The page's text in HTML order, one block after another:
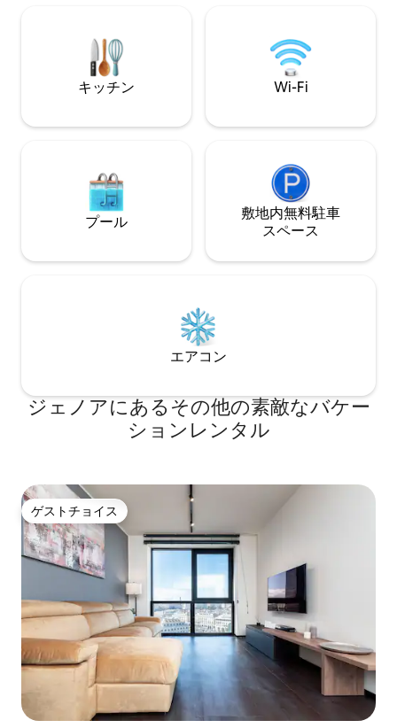
ーロ。 スーパーマーケットは階下にあり
ます。CITRA: 010025-LT-1771
CINコード：
キッチン Wi-Fi
プール
敷地内無料駐⁠車
ス⁠ペ⁠ー⁠ス
エアコン
ジェノアにあるその他の素敵なバケー
ションレンタル
ゲストチョイス
ゲストチョイス